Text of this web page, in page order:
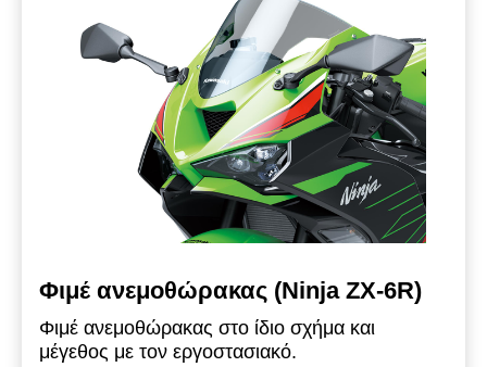
Φιμέ ανεμοθώρακας (Ninja ZX-6R)
Φιμέ ανεμοθώρακας στο ίδιο σχήμα και
μέγεθος με τον εργοστασιακό.